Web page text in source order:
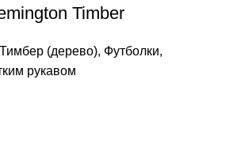
Timber
Тимбер (дерево), Футболки,
рукавом